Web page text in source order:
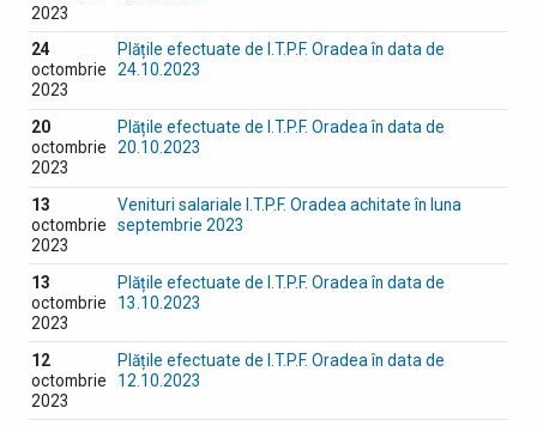
2023
24
octombrie
2023
Plățile efectuate de I.T.P.F. Oradea în data de
24.10.2023
20
octombrie
2023
Plățile efectuate de I.T.P.F. Oradea în data de
20.10.2023
13
octombrie
2023
Venituri salariale I.T.P.F. Oradea achitate în luna
septembrie 2023
13
octombrie
2023
Plățile efectuate de I.T.P.F. Oradea în data de
13.10.2023
12
octombrie
2023
Plățile efectuate de I.T.P.F. Oradea în data de
12.10.2023